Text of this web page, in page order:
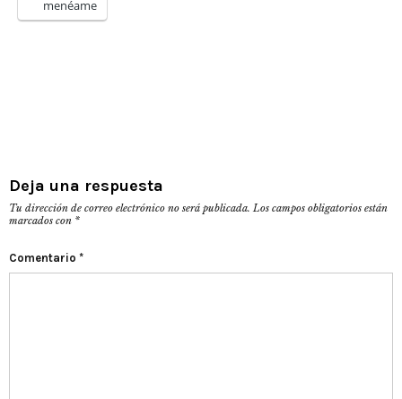
menéame
Deja una respuesta
Tu dirección de correo electrónico no será publicada. Los campos obligatorios están
marcados con *
Comentario *